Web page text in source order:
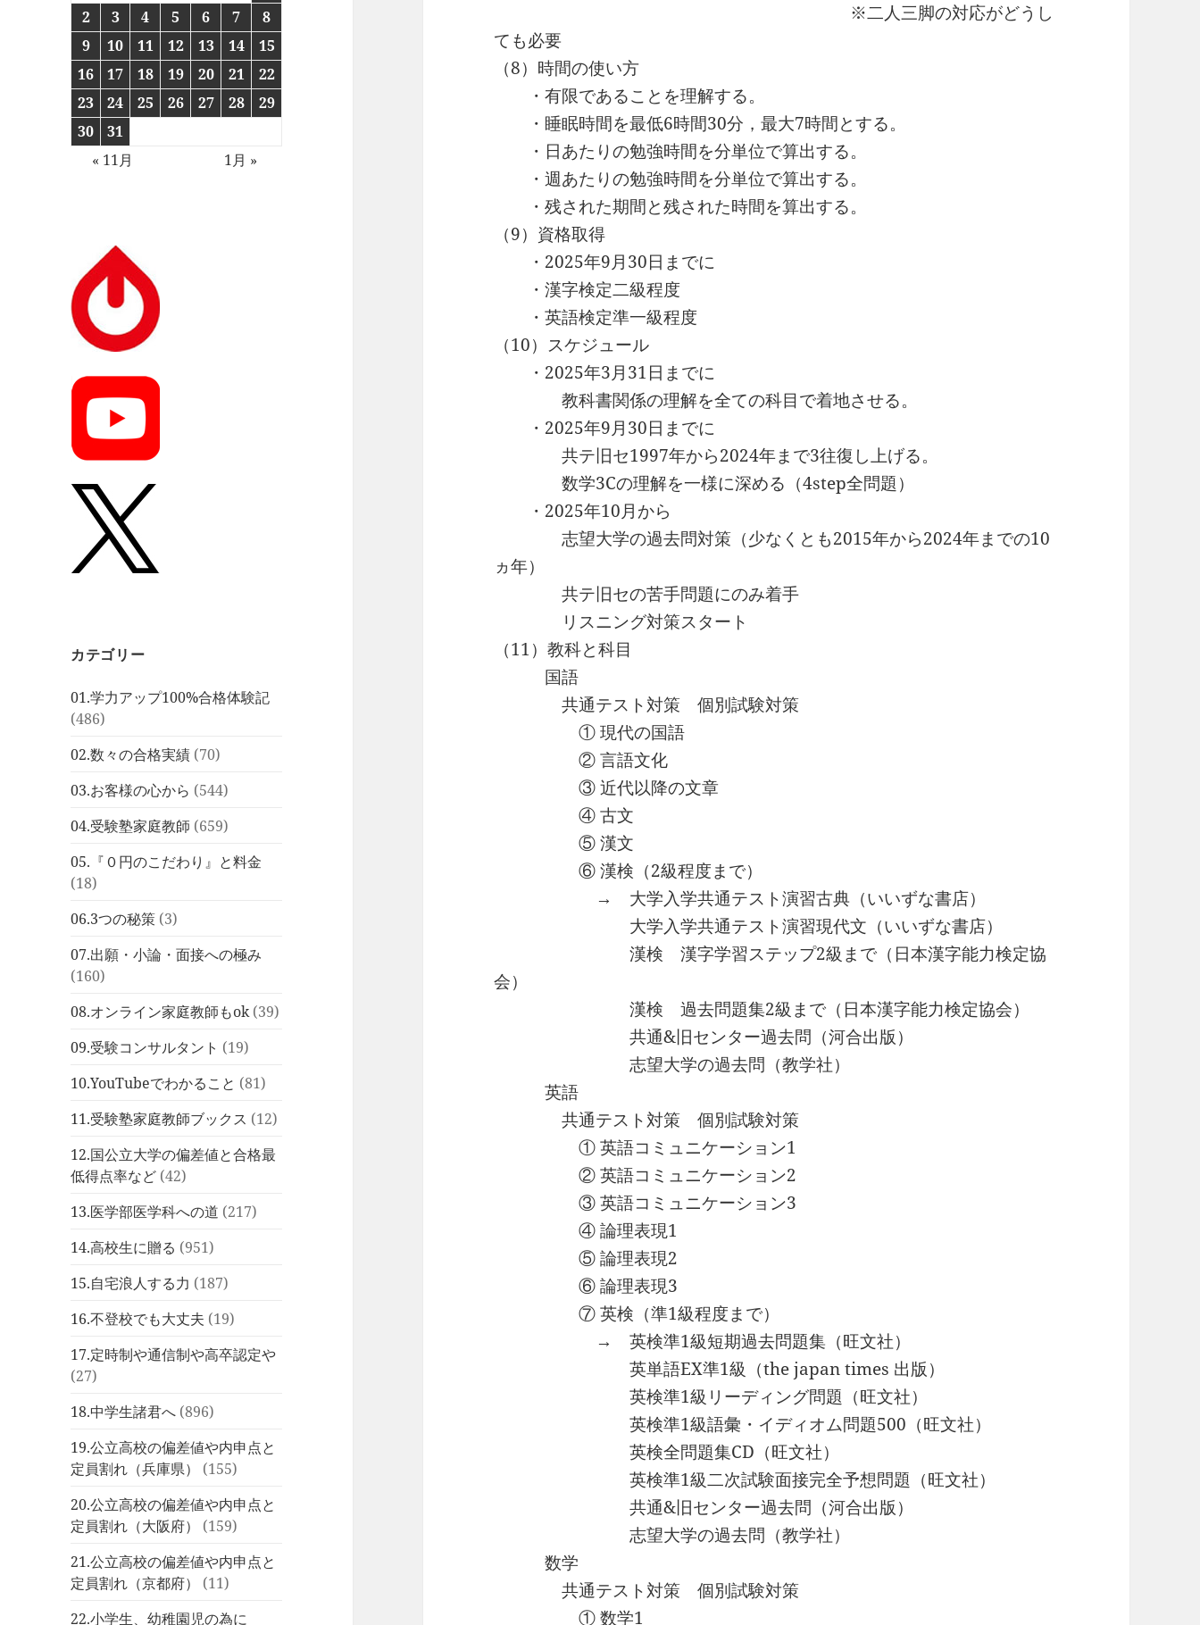
2
3 4 5 6 7
8
9
10 11 12 13 14
15
16
17 18 19 20 21
22
23
24 25 26 27 28
29
30
31
« 11月
1月 »
カテゴリー
01.学力アップ100%合格体験記
(486)
02.数々の合格実績 (70)
03.お客様の心から (544)
04.受験塾家庭教師 (659)
05.『０円のこだわり』と料金
(18)
06.3つの秘策 (3)
07.出願・小論・面接への極み
(160)
08.オンライン家庭教師もok(39)
09.受験コンサルタント (19)
10.YouTubeでわかること (81)
11.受験塾家庭教師ブックス (12)
12.国公立大学の偏差値と合格最
低得点率など (42)
13.医学部医学科への道 (217)
14.高校生に贈る (951)
15.自宅浪人する力 (187)
16.不登校でも大丈夫 (19)
17.定時制や通信制や高卒認定や
(27)
18.中学生諸君へ (896)
19.公立高校の偏差値や内申点と
定員割れ（兵庫県）
(155)
20.公立高校の偏差値や内申点と
定員割れ（大阪府）
(159)
21.公立高校の偏差値や内申点と
定員割れ（京都府）
(11)
22.小学生、幼稚園児の為に
※二人三脚の対応がどうし
ても必要
（8）時間の使い方
・有限であることを理解する。
・睡眠時間を最低6時間30分，最大7時間とする。
・日あたりの勉強時間を分単位で算出する。
・週あたりの勉強時間を分単位で算出する。
・残された期間と残された時間を算出する。
（9）資格取得
・2025年9月30日までに
・漢字検定二級程度
・英語検定準一級程度
（10）スケジュール
・2025年3月31日までに
教科書関係の理解を全ての科目で着地させる。
・2025年9月30日までに
共テ旧セ1997年から2024年まで3往復し上げる。
数学3Cの理解を一様に深める（4step全問題）
・2025年10月から
志望大学の過去問対策（少なくとも2015年から2024年までの10
ヵ年）
共テ旧セの苦手問題にのみ着手
リスニング対策スタート
（11）教科と科目
国語
共通テスト対策 個別試験対策
① 現代の国語
② 言語文化
③ 近代以降の文章
④ 古文
⑤ 漢文
⑥ 漢検（2級程度まで）
→ 大学入学共通テスト演習古典（いいずな書店）
大学入学共通テスト演習現代文（いいずな書店）
漢検 漢字学習ステップ2級まで（日本漢字能力検定協
会）
漢検 過去問題集2級まで（日本漢字能力検定協会）
共通&旧センター過去問（河合出版）
志望大学の過去問（教学社）
英語
共通テスト対策 個別試験対策
① 英語コミュニケーション1
② 英語コミュニケーション2
③ 英語コミュニケーション3
④ 論理表現1
⑤ 論理表現2
⑥ 論理表現3
⑦ 英検（準1級程度まで）
→ 英検準1級短期過去問題集（旺文社）
英単語EX準1級（the japan times 出版）
英検準1級リーディング問題（旺文社）
英検準1級語彙・イディオム問題500（旺文社）
英検全問題集CD（旺文社）
英検準1級二次試験面接完全予想問題（旺文社）
共通&旧センター過去問（河合出版）
志望大学の過去問（教学社）
数学
共通テスト対策 個別試験対策
① 数学1